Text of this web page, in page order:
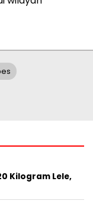
Kilogram Lele,